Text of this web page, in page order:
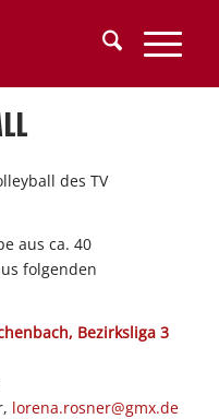
des TV
aus ca. 40
folgenden
Bezirksliga 3
lorena.rosner@gmx.de